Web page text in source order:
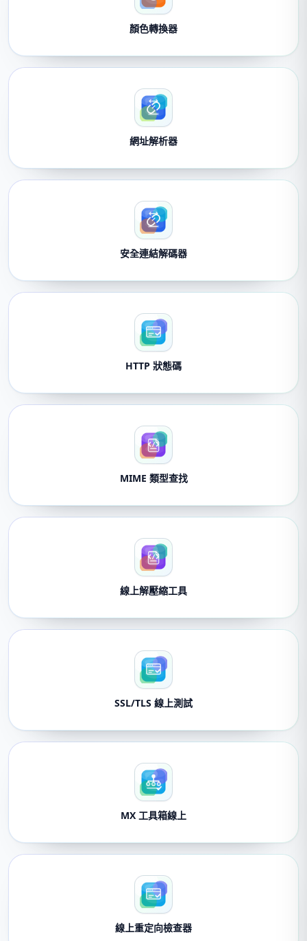
顏色轉換器
網址解析器
安全連結解碼器
HTTP 狀態碼
MIME 類型查找
線上解壓縮工具
SSL/TLS 線上測試
MX 工具箱線上
線上重定向檢查器